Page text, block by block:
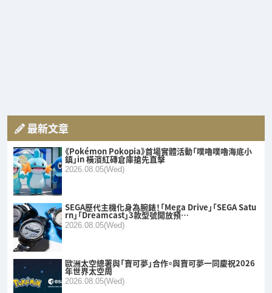
最新文章
《Pokémon Pokopia》首場實體活動「噗嚕噗嚕海底小
鎮」in 橫濱紅磚倉庫搶先直擊
2026.08.05(Wed)
SEGA歷代主機化身為腕錶！「Mega Drive」「SEGA Satu
rn」「Dreamcast」3款型號開放預…
2026.08.05(Wed)
歐洲太空總署與「寶可夢」合作。與寶可夢一同慶祝2026
年世界太空周
2026.08.05(Wed)